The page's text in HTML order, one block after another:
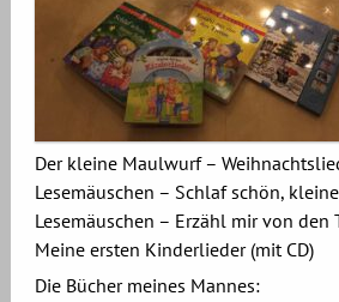
Der kleine Maulwurf –
Lesemäuschen – Schlaf schön,
Lesemäuschen – Erzähl mir von den
Meine ersten Kinderlieder (mit CD)
Die Bücher meines Mannes: